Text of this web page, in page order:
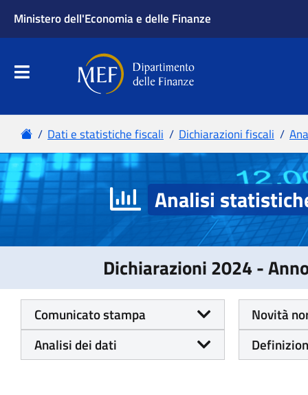
Analisi
Dichiarazioni 2024 -
Comunicato stampa
Novità
Analisi dei dati